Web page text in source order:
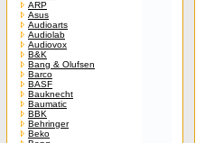
ARP
Asus
Audioarts
Audiolab
Audiovox
B&K
Bang & Olufsen
Barco
BASF
Bauknecht
Baumatic
BBK
Behringer
Beko